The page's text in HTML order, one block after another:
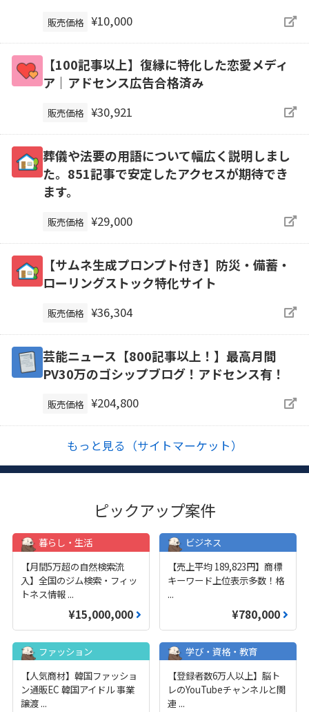
販売価格 ¥10,000
【100記事以上】復縁に特化した恋愛メディ
ア｜アドセンス広告合格済み
販売価格 ¥30,921
葬儀や法要の用語について幅広く説明しまし
た。851記事で安定したアクセスが期待でき
ます。
販売価格 ¥29,000
【サムネ生成プロンプト付き】防災・備蓄・
ローリングストック特化サイト
販売価格 ¥36,304
芸能ニュース【800記事以上！】最高月間
PV30万のゴシップブログ！アドセンス有！
販売価格 ¥204,800
もっと見る（サイトマーケット）
ピックアップ案件
暮らし・生活
【月間5万超の自然検索流
入】全国のジム検索・フィッ
トネス情報 ...
¥15,000,000
ビジネス
【売上平均 189,823円】商標
キーワード上位表示多数！格
...
¥780,000
ファッション
【人気商材】韓国ファッショ
ン通販EC 韓国アイドル 事業
譲渡 ...
学び・資格・教育
【登録者数6万人以上】脳ト
レのYouTubeチャンネルと関
連 ...